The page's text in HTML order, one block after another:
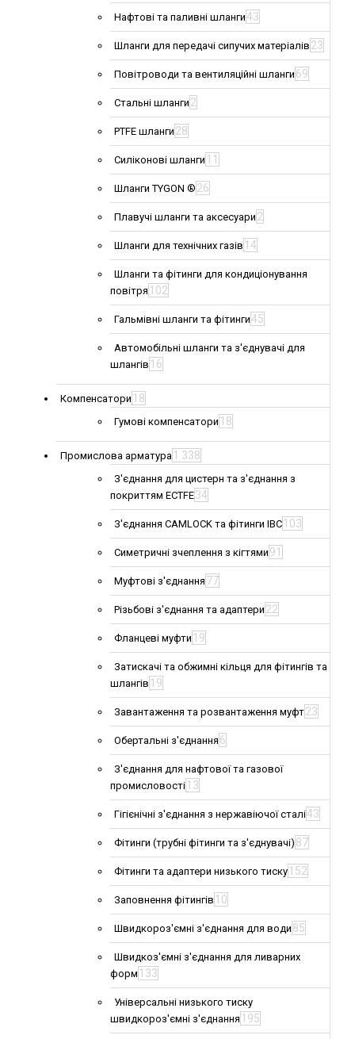
Нафтові та паливні шланги43
Шланги для передачі сипучих матеріалів 23
Повітроводи та вентиляційні шланги 69
Стальні шланги 2
PTFE шланги 28
Силіконові шланги 11
Шланги TYGON ® 26
Плавучі шланги та аксесуари 2
Шланги для технічних газів 14
Шланги та фітинги для кондиціонування
повітря 102
Гальмівні шланги та фітинги45
Автомобільні шланги та з'єднувачі для
шлангів 16
Компенсатори 18
Гумові компенсатори 18
Промислова арматура 1 338
З'єднання для цистерн та з'єднання з
покриттям ECTFE34
З'єднання CAMLOCK та фітинги IBC 103
Симетричні зчеплення з кігтями 91
Муфтові з'єднання 77
Різьбові з'єднання та адаптери 22
Фланцеві муфти 19
Затискачі та обжимні кільця для фітингів та
шлангів 19
Завантаження та розвантаження муфт23
Обертальні з'єднання 6
З'єднання для нафтової та газової
промисловості 13
Гігієнічні з'єднання з нержавіючої сталі43
Фітинги (трубні фітинги та з'єднувачі) 87
Фітинги та адаптери низького тиску 152
Заповнення фітингів 10
Швидкороз'ємні з'єднання для води 85
Швидкоз'ємні з'єднання для ливарних
форм 133
Універсальні низького тиску
швидкороз'ємні з'єднання 195